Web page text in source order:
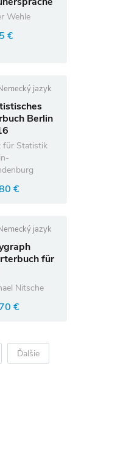
Wehle
€
jazyk
Berlin
für Statistik
€
jazyk
für
-
Nitsche
€
Ďalšie